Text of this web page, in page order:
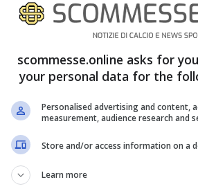
e la Roma sarà
chiunque volesse vedere il
abbonamento alla
DAZN ha un costo di 9.99
DAZN è seguibile anche
di cui sopra. Nel caso foste dei
punto DAZN sarà compreso
scommesse.online asks for
your personal data for the
Personalised advertising and content,
measurement, audience research and
Store and/or access information on a
Learn more